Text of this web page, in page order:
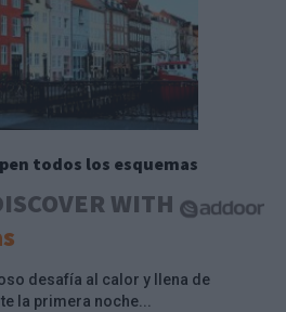
todos los esquemas
WITH
desafía al calor y llena de
la primera noche...